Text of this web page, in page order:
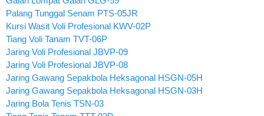
Palang Tunggal Senam PTS-05JR
Kursi Wasit Voli Profesional KWV-02P
Tiang Voli Tanam TVT-06P
Jaring Voli Profesional JBVP-09
Jaring Voli Profesional JBVP-08
Jaring Gawang Sepakbola Heksagonal HSGN-05H
Jaring Gawang Sepakbola Heksagonal HSGN-03H
Jaring Bola Tenis TSN-03